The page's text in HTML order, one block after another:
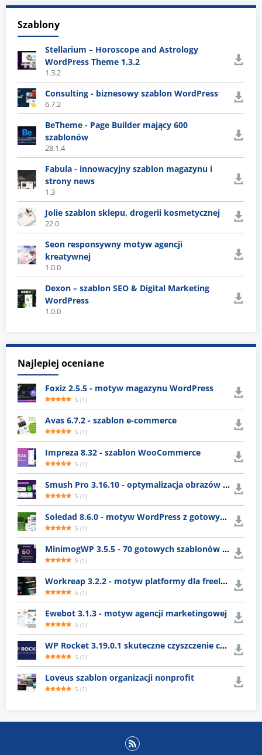
Szablony
Stellarium – Horoscope and Astrology
WordPress Theme 1.3.2
1.3.2
Consulting - biznesowy szablon WordPress
6.7.2
BeTheme - Page Builder mający 600
szablonów
28.1.4
Fabula - innowacyjny szablon magazynu i
strony news
1.3
Jolie szablon sklepu, drogerii kosmetycznej
22.0
Seon responsywny motyw agencji
kreatywnej
1.0.0
Dexon – szablon SEO & Digital Marketing
WordPress
1.0.0
Najlepiej oceniane
Foxiz 2.5.5 - motyw magazynu WordPress
5 (1)
Avas 6.7.2 - szablon e-commerce
5 (1)
Impreza 8.32 - szablon WooCommerce
5 (1)
Smush Pro 3.16.10 - optymalizacja obrazów WordPress
5 (1)
Soledad 8.6.0 - motyw WordPress z gotowymi układami
5 (1)
MinimogWP 3.5.5 - 70 gotowych szablonów e-commerce
5 (1)
Workreap 3.2.2 - motyw platformy dla freelancerów
5 (1)
Ewebot 3.1.3 - motyw agencji marketingowej
5 (1)
WP Rocket 3.19.0.1 skuteczne czyszczenie cache WordPress
5 (1)
Loveus szablon organizacji nonprofit
5 (1)